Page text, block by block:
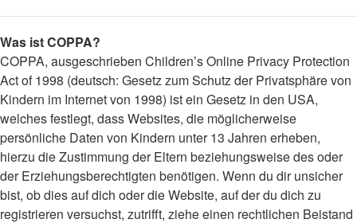
Was ist COPPA?
COPPA, ausgeschrieben Children’s Online Privacy Protection
Act of 1998 (deutsch: Gesetz zum Schutz der Privatsphäre von
Kindern im Internet von 1998) ist ein Gesetz in den USA,
welches festlegt, dass Websites, die möglicherweise
persönliche Daten von Kindern unter 13 Jahren erheben,
hierzu die Zustimmung der Eltern beziehungsweise des oder
der Erziehungsberechtigten benötigen. Wenn du dir unsicher
bist, ob dies auf dich oder die Website, auf der du dich zu
registrieren versuchst, zutrifft, ziehe einen rechtlichen Beistand